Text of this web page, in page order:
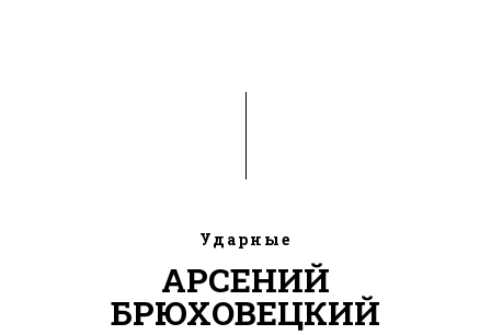
Ударные
АРСЕНИЙ
БРЮХОВЕЦКИЙ